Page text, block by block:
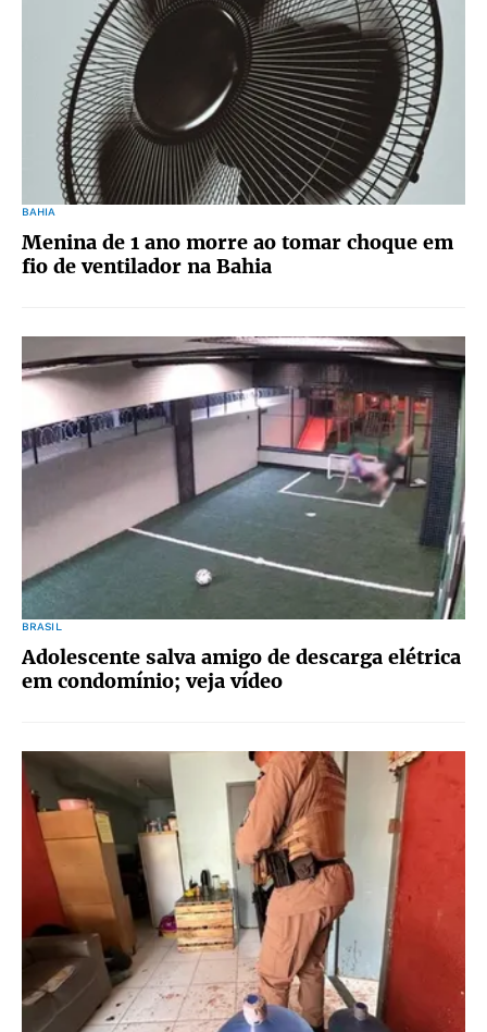
BAHIA
Menina de 1 ano morre ao tomar choque em
fio de ventilador na Bahia
BRASIL
Adolescente salva amigo de descarga elétrica
em condomínio; veja vídeo